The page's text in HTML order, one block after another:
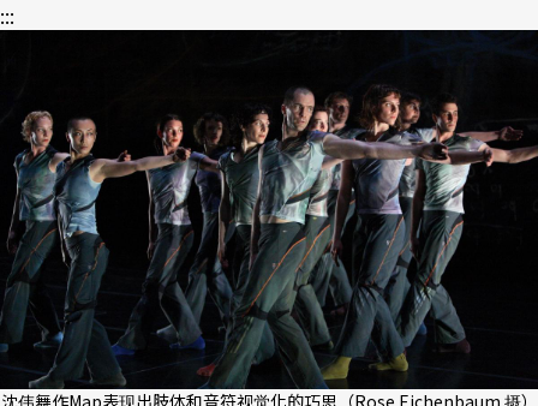
:::
沈伟舞作Map表现出肢体和音符视觉化的巧思（Rose Eichenbaum 摄）